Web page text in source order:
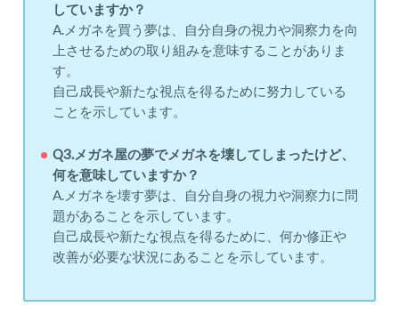
していますか？
A.メガネを買う夢は、自分自身の視力や洞察力を向
上させるための取り組みを意味することがありま
す。
自己成長や新たな視点を得るために努力している
ことを示しています。
Q3.メガネ屋の夢でメガネを壊してしまったけど、
何を意味していますか？
A.メガネを壊す夢は、自分自身の視力や洞察力に問
題があることを示しています。
自己成長や新たな視点を得るために、何か修正や
改善が必要な状況にあることを示しています。